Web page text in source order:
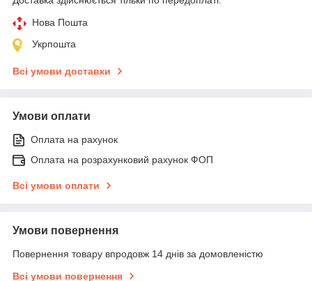
Нова Пошта
Укрпошта
Всі умови доставки
Умови оплати
Оплата на рахунок
Оплата на розрахунковий рахунок ФОП
Всі умови оплати
Умови повернення
Повернення товару впродовж 14 днів за домовленістю
Всі умови повернення